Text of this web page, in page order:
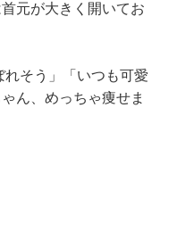
元が大きく開いてお
そう」「いつも可愛
ん、めっちゃ痩せま